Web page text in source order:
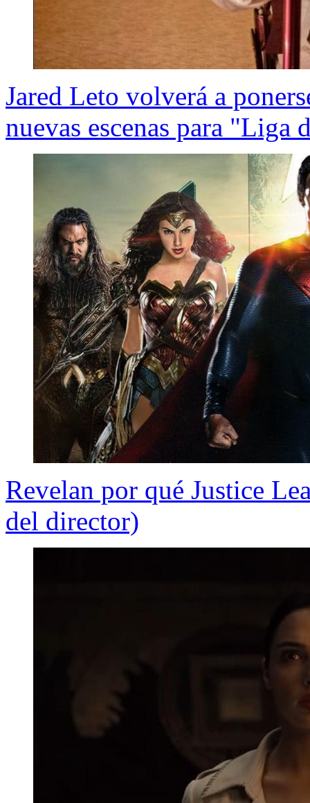
Jared Leto volverá a
nuevas escenas para "Liga
Revelan por qué Justice
del director)